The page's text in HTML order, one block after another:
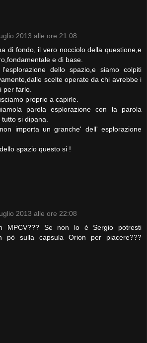
2013 alle ore 21:08
di fondo, il vero nocciolo della questione,e
e di base.
dello spazio,e siamo colpiti
scelte operate da chi avrebbe i
per farlo.
proprio a capirle.
parola esplorazione con la parola
si dipana.
importa un granche' dell' esplorazione
spazio questo si !
2013 alle ore 22:08
MPCV??? Se non lo è Sergio potresti
pò sulla capsula Orion per piacere???